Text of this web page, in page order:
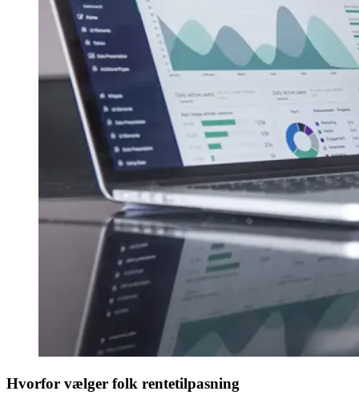
Hvorfor vælger folk rentetilpasning